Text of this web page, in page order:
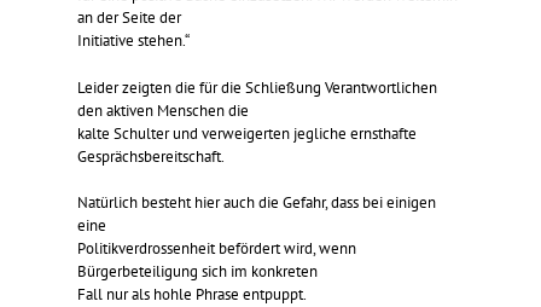
an der Seite der
Initiative stehen.“
Leider zeigten die für die Schließung Verantwortlichen
den aktiven Menschen die
kalte Schulter und verweigerten jegliche ernsthafte
Gesprächsbereitschaft.
Natürlich besteht hier auch die Gefahr, dass bei einigen
eine
Politikverdrossenheit befördert wird, wenn
Bürgerbeteiligung sich im konkreten
Fall nur als hohle Phrase entpuppt.